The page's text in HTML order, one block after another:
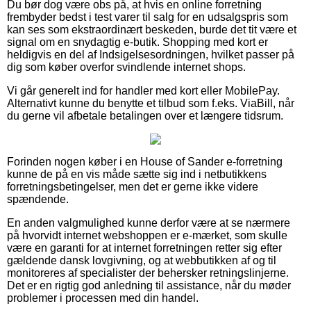
Du bør dog være obs på, at hvis en online forretning
frembyder bedst i test varer til salg for en udsalgspris som
kan ses som ekstraordinært beskeden, burde det tit være et
signal om en snydagtig e-butik. Shopping med kort er
heldigvis en del af Indsigelsesordningen, hvilket passer på
dig som køber overfor svindlende internet shops.
Vi går generelt ind for handler med kort eller MobilePay.
Alternativt kunne du benytte et tilbud som f.eks. ViaBill, når
du gerne vil afbetale betalingen over et længere tidsrum.
Forinden nogen køber i en House of Sander e-forretning
kunne de på en vis måde sætte sig ind i netbutikkens
forretningsbetingelser, men det er gerne ikke videre
spændende.
En anden valgmulighed kunne derfor være at se nærmere
på hvorvidt internet webshoppen er e-mærket, som skulle
være en garanti for at internet forretningen retter sig efter
gældende dansk lovgivning, og at webbutikken af og til
monitoreres af specialister der behersker retningslinjerne.
Det er en rigtig god anledning til assistance, når du møder
problemer i processen med din handel.